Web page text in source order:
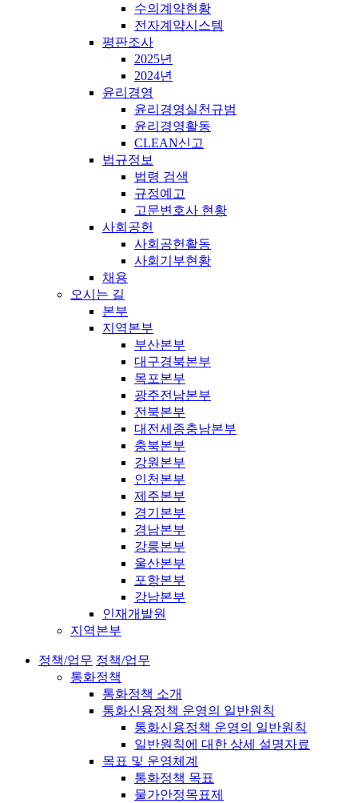
수의계약현황
전자계약시스템
평판조사
2025년
2024년
윤리경영
윤리경영실천규범
윤리경영활동
CLEAN신고
법규정보
법령 검색
규정예고
고문변호사 현황
사회공헌
사회공헌활동
사회기부현황
채용
오시는 길
본부
지역본부
부산본부
대구경북본부
목포본부
광주전남본부
전북본부
대전세종충남본부
충북본부
강원본부
인천본부
제주본부
경기본부
경남본부
강릉본부
울산본부
포항본부
강남본부
인재개발원
지역본부
정책/업무 정책/업무
통화정책
통화정책 소개
통화신용정책 운영의 일반원칙
통화신용정책 운영의 일반원칙
일반원칙에 대한 상세 설명자료
목표 및 운영체계
통화정책 목표
물가안정목표제